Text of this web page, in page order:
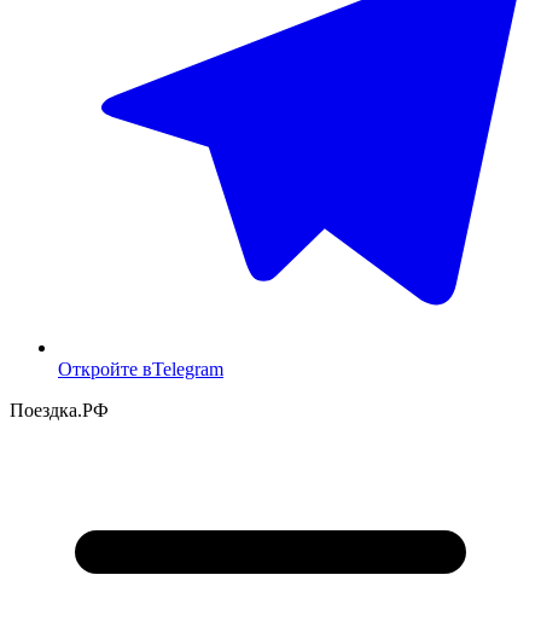
Откройте вTelegram
Поездка.РФ